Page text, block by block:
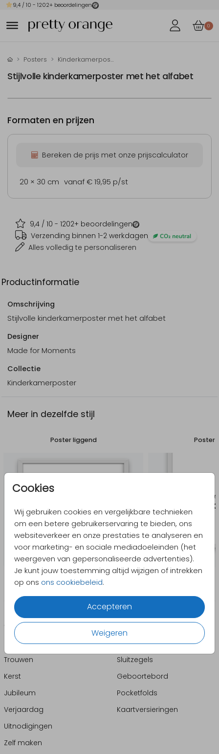
9,4 / 10 - 1202+ beoordelingen
0
Cookies
Wij gebruiken cookies en vergelijkbare technieken
om een betere gebruikerservaring te bieden, ons
websiteverkeer en onze prestaties te analyseren en
voor marketing- en sociale mediadoeleinden (het
weergeven van gepersonaliseerde advertenties).
Je kunt jouw toestemming altijd wijzigen of intrekken
op ons ons cookiebeleid.
Accepteren
Weigeren
Posters Kinderkamerposter
Stijlvolle kinderkamerposter met het alfabet
9,4 / 10 - 1202+ beoordelingen
Verzending binnen 1-2 werkdagen
Alles volledig te personaliseren
Formaten en prijzen
Bereken de prijs met onze prijscalculator
20 × 30 cm vanaf € 19,95 p/st
Productinformatie
Omschrijving
Stijlvolle kinderkamerposter met het alfabet
Designer
Made for Moments
Collectie
Kinderkamerposter
Meer in dezelfde stijl
Poster liggend Poster
CATEGORIEËN
Geboorte
Trouwen
Kerst
Jubileum
Verjaardag
Uitnodigingen
Zelf maken
PRODUCTEN
Enveloppen
Sluitzegels
Geboortebord
Pocketfolds
Kaartversieringen